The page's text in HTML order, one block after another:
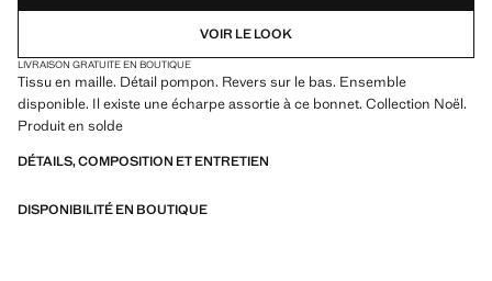
VOIR LE LOOK
LIVRAISON GRATUITE EN BOUTIQUE
Tissu en maille. Détail pompon. Revers sur le bas. Ensemble
disponible. Il existe une écharpe assortie à ce bonnet. Collection Noël.
Produit en solde
DÉTAILS, COMPOSITION ET ENTRETIEN
DISPONIBILITÉ EN BOUTIQUE